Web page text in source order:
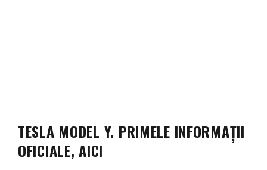
TESLA MODEL Y. PRIMELE INFORMAȚII
OFICIALE, AICI